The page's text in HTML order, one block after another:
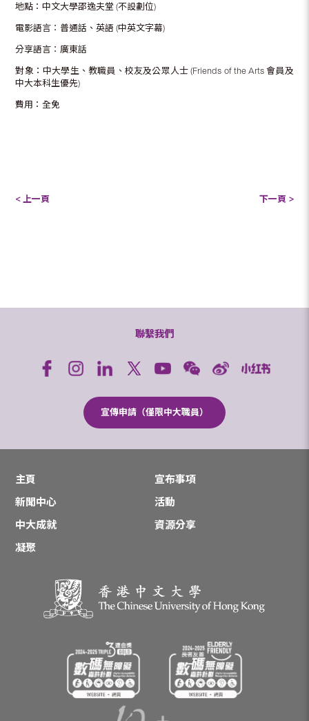
地點：中文大學邵逸夫堂 (不設劃位)
電影語言︰普通話、英語 (中英文字幕)
分享語言︰廣東話
對象：中大學生、教職員、校友及公眾人士 (Friends of the Arts 會員及
中大本科生優先)
費用：全免
< 上一頁 下一頁 >
聯繫我們
宣傳申請（僅限中大職員）
主頁
宣布事項
新聞中心
活動
中大成就
資源分享
凝聚